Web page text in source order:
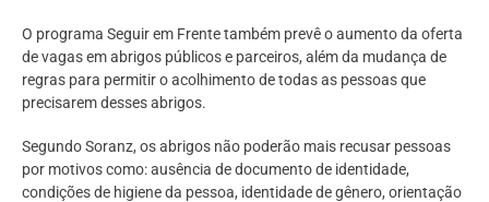
O programa Seguir em Frente também prevê o aumento da oferta
de vagas em abrigos públicos e parceiros, além da mudança de
regras para permitir o acolhimento de todas as pessoas que
precisarem desses abrigos.
Segundo Soranz, os abrigos não poderão mais recusar pessoas
por motivos como: ausência de documento de identidade,
condições de higiene da pessoa, identidade de gênero, orientação